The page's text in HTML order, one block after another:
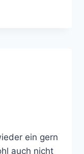
ein gern
auch nicht